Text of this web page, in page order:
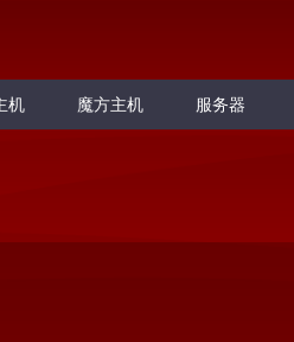
机 魔方主机 服务器